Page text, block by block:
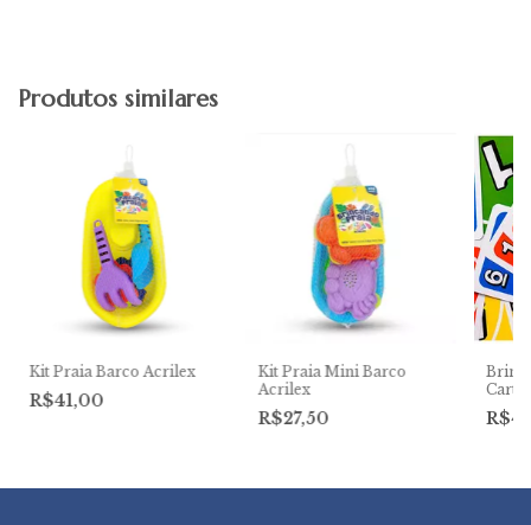
Produtos similares
Kit Praia Barco Acrilex
R$41,00
Kit Praia Mini Barco
Acrilex
R$27,50